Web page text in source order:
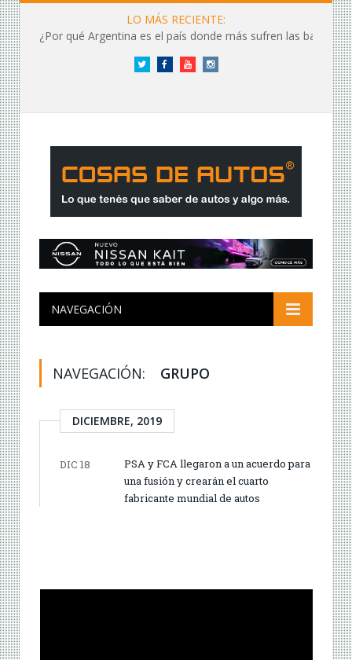
LO MÁS RECIENTE:
¿Por qué Argentina es el país donde más sufren las baterías?
Twitter FacebookYouTubeInstagram
NAVEGACIÓN
NAVEGACIÓN: GRUPO
DICIEMBRE, 2019
DIC 18
PSA y FCA llegaron a un acuerdo para
una fusión y crearán el cuarto
fabricante mundial de autos